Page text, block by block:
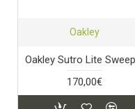
Oakley
170,00€